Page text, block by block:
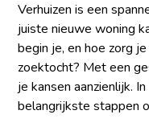
Verhuizen is een
juiste nieuwe woning
begin je, en hoe zorg
zoektocht? Met een
je kansen aanzienlijk.
belangrijkste stappen